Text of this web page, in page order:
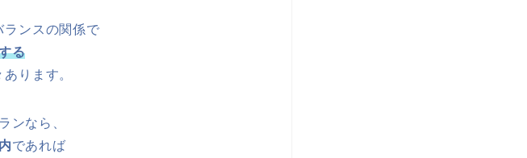
ランスの関係で
る
ります。
ンなら、
であれば